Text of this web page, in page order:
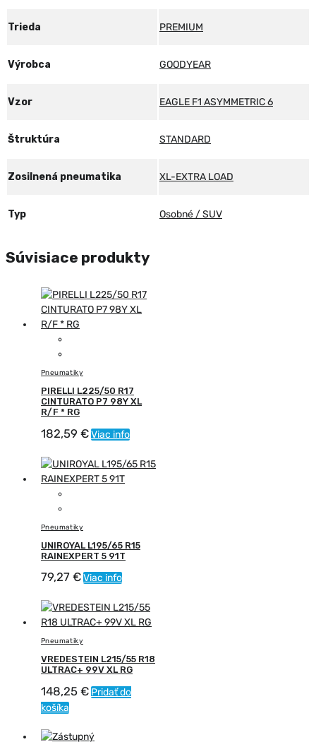
Trieda PREMIUM
Výrobca GOODYEAR
Vzor EAGLE F1 ASYMMETRIC 6
Štruktúra STANDARD
Zosilnená pneumatika XL-EXTRA LOAD
Typ Osobné / SUV
Súvisiace produkty
Pneumatiky
PIRELLI L225/50 R17
CINTURATO P7 98Y XL
R/F * RG
182,59 €Viac info
Pneumatiky
UNIROYAL L195/65 R15
RAINEXPERT 5 91T
79,27 €Viac info
Pneumatiky
VREDESTEIN L215/55 R18
ULTRAC+ 99V XL RG
148,25 € Pridať do
košíka